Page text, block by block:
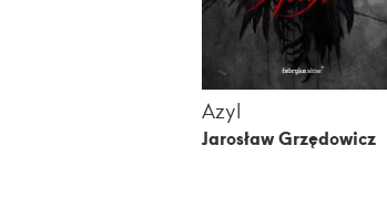
Azyl
Jarosław Grzędowicz